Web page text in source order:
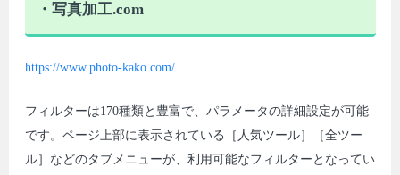
・写真加工.com
https://www.photo-kako.com/
フィルターは170種類と豊富で、パラメータの詳細設定が可能
です。ページ上部に表示されている［人気ツール］［全ツー
ル］などのタブメニューが、利用可能なフィルターとなってい